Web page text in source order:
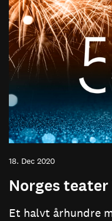
18. Dec 2020
Norges
Et halvt århundre